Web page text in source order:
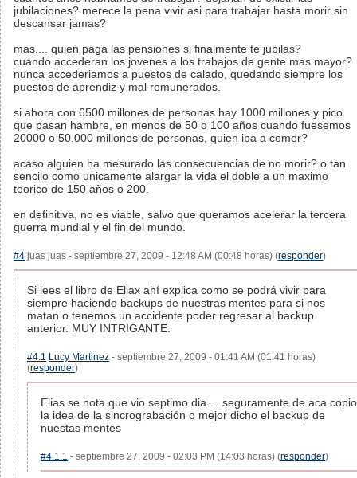
jubilaciones? merece la pena vivir asi para trabajar hasta morir sin
descansar jamas?
mas.... quien paga las pensiones si finalmente te jubilas?
cuando accederan los jovenes a los trabajos de gente mas mayor?
nunca accederiamos a puestos de calado, quedando siempre los
puestos de aprendiz y mal remunerados.
si ahora con 6500 millones de personas hay 1000 millones y pico
que pasan hambre, en menos de 50 o 100 años cuando fuesemos
20000 o 50.000 millones de personas, quien iba a comer?
acaso alguien ha mesurado las consecuencias de no morir? o tan
sencilo como unicamente alargar la vida el doble a un maximo
teorico de 150 años o 200.
en definitiva, no es viable, salvo que queramos acelerar la tercera
guerra mundial y el fin del mundo.
#4 juas juas - septiembre 27, 2009 - 12:48 AM (00:48 horas) (responder)
Si lees el libro de Eliax ahí explica como se podrá vivir para
siempre haciendo backups de nuestras mentes para si nos
matan o tenemos un accidente poder regresar al backup
anterior. MUY INTRIGANTE.
#4.1 Lucy Martinez - septiembre 27, 2009 - 01:41 AM (01:41 horas)
(responder)
Elias se nota que vio septimo dia.....seguramente de aca copio
la idea de la sincrograbación o mejor dicho el backup de
nuestas mentes
#4.1.1 - septiembre 27, 2009 - 02:03 PM (14:03 horas) (responder)